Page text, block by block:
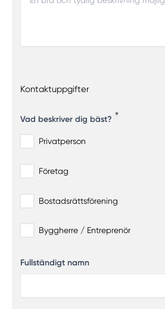
Kontaktuppgifter
Vad beskriver dig bäst?
Privatperson
Företag
Bostadsrättsförening
Byggherre / Entreprenör
Fullständigt namn